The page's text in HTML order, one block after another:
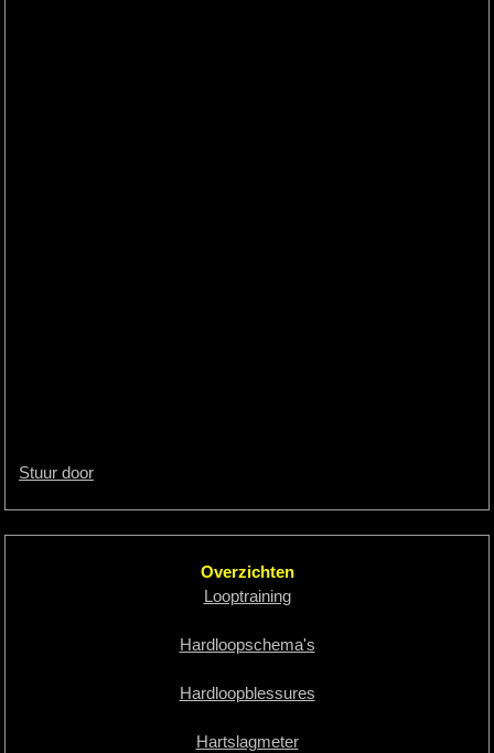
Stuur door
Overzichten
Looptraining
Hardloopschema's
Hardloopblessures
Hartslagmeter